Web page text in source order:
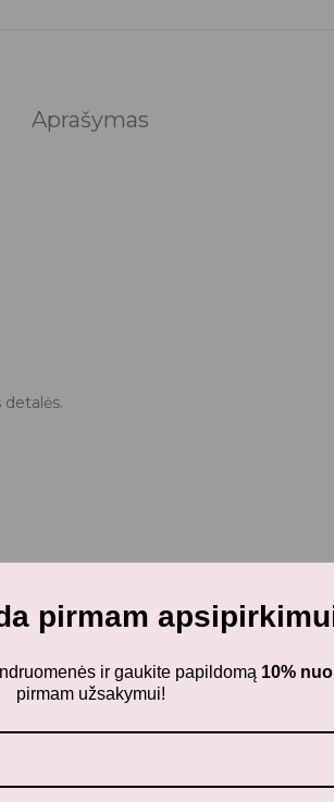
Aprašymas
pat gali patikti...
pirmam
ir gaukite papildomą 10%
pirmam užsakymui!